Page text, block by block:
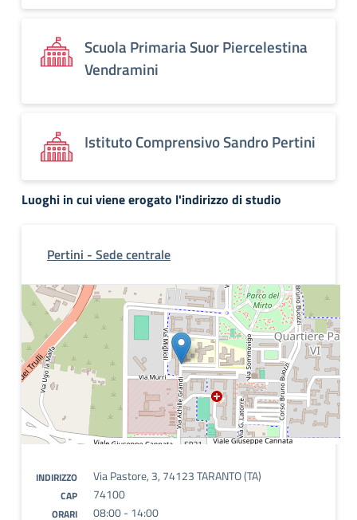
Scuola Primaria Suor Piercelestina
Vendramini
Istituto Comprensivo Sandro Pertini
Luoghi in cui viene erogato l'indirizzo di studio
Pertini - Sede centrale
INDIRIZZO Via Pastore, 3, 74123 TARANTO (TA)
CAP 74100
ORARI 08:00 - 14:00